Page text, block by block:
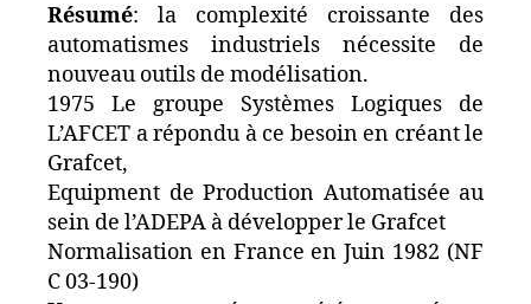
Résumé: la complexité croissante des
automatismes industriels nécessite de
nouveau outils de modélisation.
1975 Le groupe Systèmes Logiques de
L’AFCET a répondu à ce besoin en créant le
Grafcet,
Equipment de Production Automatisée au
sein de l’ADEPA à développer le Grafcet
Normalisation en France en Juin 1982 (NF
C 03-190)